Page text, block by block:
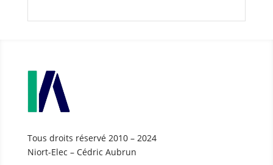
Tous droits réservé 2010 – 2024
Niort-Elec – Cédric Aubrun